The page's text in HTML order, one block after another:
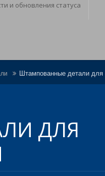
и обновления статуса
Штампованные детали для
ДЛЯ